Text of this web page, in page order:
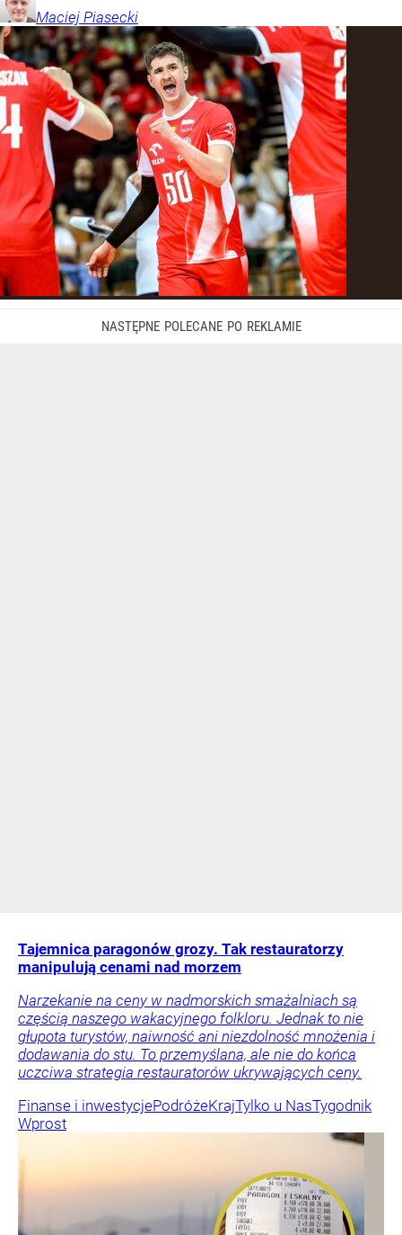
Maciej Piasecki
Tajemnica paragonów grozy. Tak restauratorzy
manipulują cenami nad morzem
Narzekanie na ceny w nadmorskich smażalniach są
częścią naszego wakacyjnego folkloru. Jednak to nie
głupota turystów, naiwność ani niezdolność mnożenia i
dodawania do stu. To przemyślana, ale nie do końca
uczciwa strategia restauratorów ukrywających ceny.
Finanse i inwestycjePodróżeKrajTylko u NasTygodnik
Wprost